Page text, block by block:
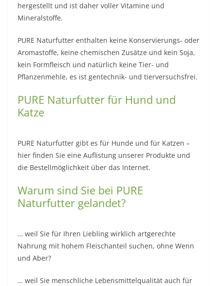
hergestellt und ist daher voller Vitamine und
Mineralstoffe.
PURE Naturfutter enthalten keine Konservierungs- oder
Aromastoffe, keine chemischen Zusätze und kein Soja,
kein Formfleisch und natürlich keine Tier- und
Pflanzenmehle, es ist gentechnik- und tierversuchsfrei.
PURE Naturfutter für Hund und
Katze
PURE Naturfutter gibt es für Hunde und für Katzen –
hier finden Sie eine Auflistung unserer Produkte und
die Bestellmöglichkeit über das Internet.
Warum sind Sie bei PURE
Naturfutter gelandet?
… weil Sie für Ihren Liebling wirklich artgerechte
Nahrung mit hohem Fleischanteil suchen, ohne Wenn
und Aber?
… weil Sie menschliche Lebensmittelqualität auch für